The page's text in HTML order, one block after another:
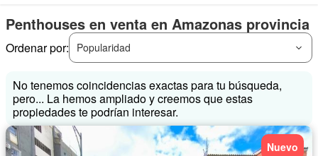
Penthouses en venta en Amazonas provincia
Ordenar por: Popularidad
No tenemos coincidencias exactas para tu búsqueda,
pero... La hemos ampliado y creemos que estas
propiedades te podrían interesar.
Nuevo